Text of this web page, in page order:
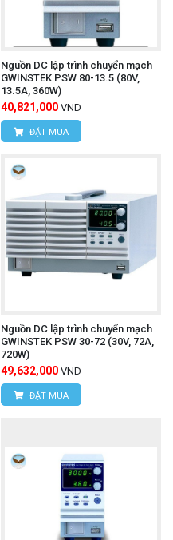
Nguồn DC lập trình chuyển mạch
GWINSTEK PSW 80-13.5 (80V,
13.5A, 360W)
40,821,000 VND
ĐẶT MUA
Nguồn DC lập trình chuyển mạch
GWINSTEK PSW 30-72 (30V, 72A,
720W)
49,632,000 VND
ĐẶT MUA